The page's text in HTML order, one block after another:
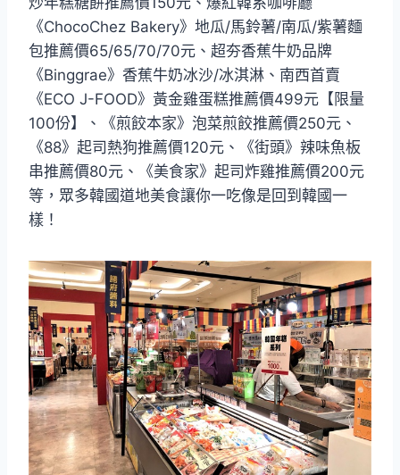
《ChocoChez Bakery》地瓜/馬鈴薯/南瓜/紫薯麵
包推薦價65/65/70/70元、超夯香蕉牛奶品牌
《Binggrae》香蕉牛奶冰沙/冰淇淋、南西首賣
《ECO J-FOOD》黃金雞蛋糕推薦價499元【限量
100份】、《煎餃本家》泡菜煎餃推薦價250元、
《88》起司熱狗推薦價120元、《街頭》辣味魚板
串推薦價80元、《美食家》起司炸雞推薦價200元
等，眾多韓國道地美食讓你一吃像是回到韓國一
樣！